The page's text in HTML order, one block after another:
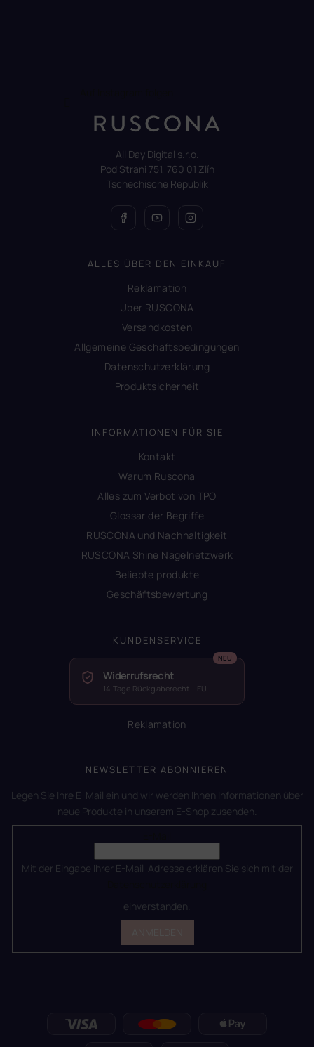
All Day Digital s.r.o.
Pod Strani 751, 760 01 Zlín
Tschechische Republik
ALLES ÜBER DEN EINKAUF
Reklamation
Uber RUSCONA
Versandkosten
Allgemeine Geschäftsbedingungen
Datenschutzerklärung
Produktsicherheit
INFORMATIONEN FÜR SIE
Kontakt
Warum Ruscona
Alles zum Verbot von TPO
Glossar der Begriffe
RUSCONA und Nachhaltigkeit
RUSCONA Shine Nagelnetzwerk
Beliebte produkte
Geschäftsbewertung
KUNDENSERVICE
Widerrufsrecht
14 Tage Rückgaberecht – EU
Reklamation
NEWSLETTER ABONNIEREN
Legen Sie Ihre E-Mail ein und wir werden Ihnen Informationen über
neue Produkte in unserem E-Shop zusenden.
Mit der Eingabe Ihrer E-Mail-Adresse erklären Sie sich mit der
einverstanden.